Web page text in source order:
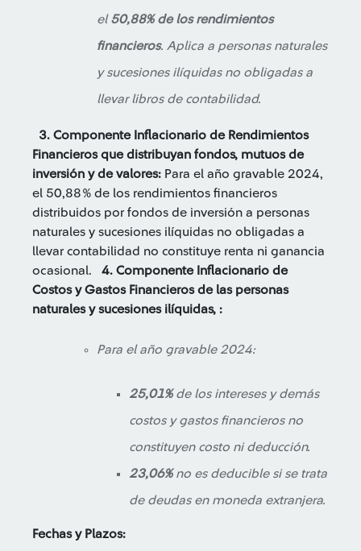
el50,88% de los rendimientos
financieros. Aplica a personas naturales
y sucesiones ilíquidas no obligadas a
llevar libros de contabilidad.
3. Componente Inflacionario de Rendimientos
Financieros que distribuyan fondos, mutuos de
inversión y de valores: Para el año gravable 2024,
el 50,88 % de los rendimientos financieros
distribuidos por fondos de inversión a personas
naturales y sucesiones ilíquidas no obligadas a
llevar contabilidad no constituye renta ni ganancia
ocasional. 4. Componente Inflacionario de
Costos y Gastos Financieros de las personas
naturales y sucesiones ilíquidas, :
Para el año gravable 2024:
25,01%de los intereses y demás
costos y gastos financieros no
constituyen costo ni deducción.
23,06%no es deducible si se trata
de deudas en moneda extranjera.
Fechas y Plazos: